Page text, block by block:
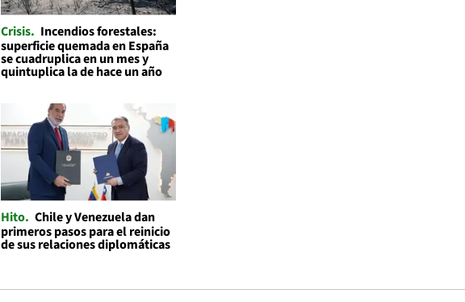
Crisis Incendios forestales:
superficie quemada en España
se cuadruplica en un mes y
quintuplica la de hace un año
Hito Chile y Venezuela dan
primeros pasos para el reinicio
de sus relaciones diplomáticas